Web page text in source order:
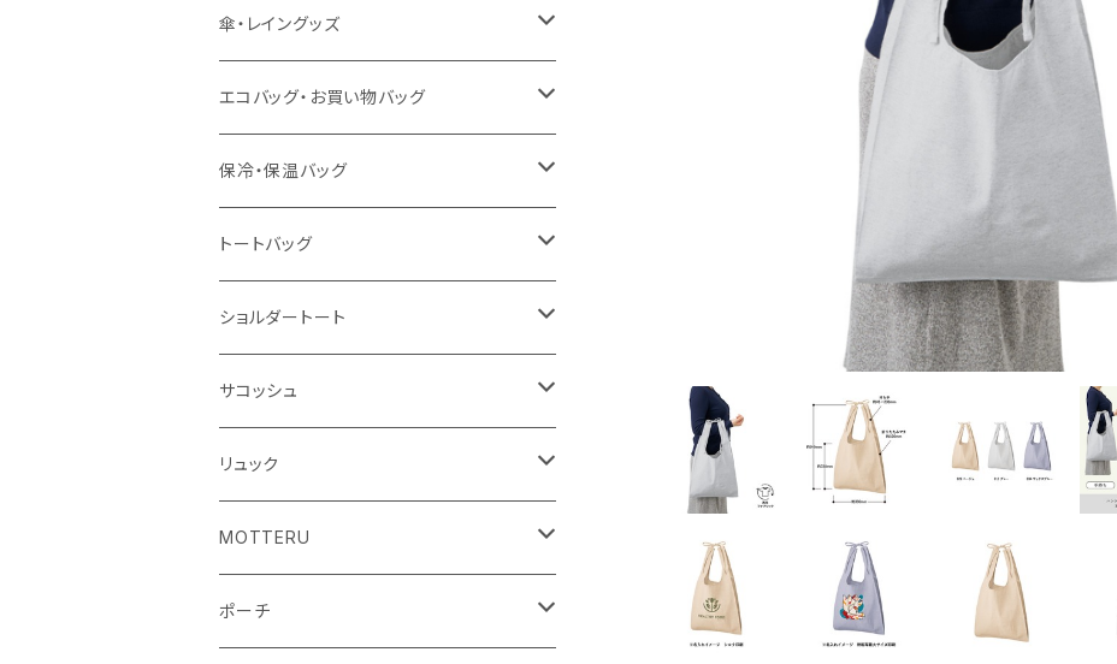
冷感グッズ
今治タオル
泉州おくばりタオル
冷感タオル
ハンカチ
キーホルダー
スタンド
バッジ
ライティングスタンド
アクリル雑貨
傘・レイングッズ
傘
ポンチョ
エコバッグ・お買い物バッグ
ポリエステル
フェアトレードコットン
ジュートコットン
キャンパス
不織布
コットン
保冷・保温バッグ
キャンパス
デニム
ポリエステル
不織布
トートバッグ
オーガニックコットン
シーチング
10oz
フェアトレードコットン
コットンリネン
ジュートコットン
再生ファブリック
ショルダートート
オーガニックコットン
コットンリネン
再生ファブリック
5oz
コットン
サコッシュ
オーガニックコットン
フェアトレードコットン
ジュートコットン
リュック
コットン
5oz
デニム
MOTTERU
お買い物バッグ
ポーチ